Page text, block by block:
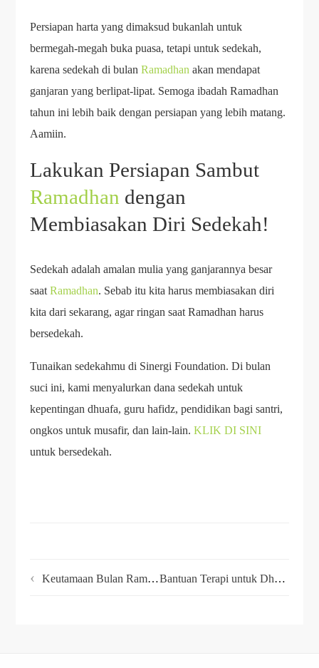
Persiapan harta yang dimaksud bukanlah untuk
bermegah-megah buka puasa, tetapi untuk sedekah,
karena sedekah di bulanRamadhan akan mendapat
ganjaran yang berlipat-lipat. Semoga ibadah Ramadhan
tahun ini lebih baik dengan persiapan yang lebih matang.
Aamiin.
Lakukan Persiapan Sambut
Ramadhan dengan
Membiasakan Diri Sedekah!
Sedekah adalah amalan mulia yang ganjarannya besar
saatRamadhan. Sebab itu kita harus membiasakan diri
kita dari sekarang, agar ringan saat Ramadhan harus
bersedekah.
Tunaikan sedekahmu di Sinergi Foundation. Di bulan
suci ini, kami menyalurkan dana sedekah untuk
kepentingan dhuafa, guru hafidz, pendidikan bagi santri,
ongkos untuk musafir, dan lain-lain.KLIK DI SINI
untuk bersedekah.
Keutamaan Bulan Ramadhan yang Wajib Diketahui Bantuan Terapi untuk Dhuafa Terus Dilakukan